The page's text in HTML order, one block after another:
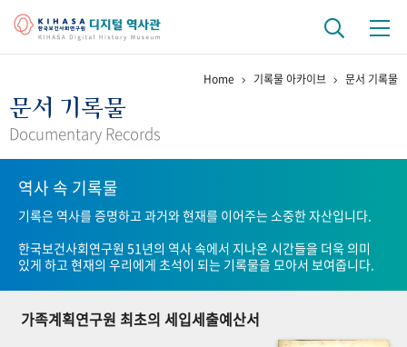
걸어온 길 기관 변천사
연구 역사
정책과 연구 키워드로 보는 연구 역사
연구자들
기록물 아카이브
사진 아카이브 문서 기록물 행정박물
Home 기록물 아카이브 문서 기록물
문서 기록물
Documentary Records
역사 속 기록물
기록은 역사를 증명하고 과거와 현재를 이어주는 소중한 자산입니다.
한국보건사회연구원 51년의 역사 속에서 지나온 시간들을 더욱 의미
있게 하고 현재의 우리에게 초석이 되는 기록물을 모아서 보여줍니다.
가족계획연구원 최초의 세입세출예산서